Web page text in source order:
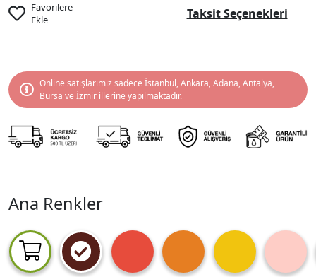
Favorilere
Ekle
Taksit Seçenekleri
Online satışlarımız sadece İstanbul, Ankara, Adana, Antalya,
Bursa ve İzmir illerine yapılmaktadır.
Ana Renkler